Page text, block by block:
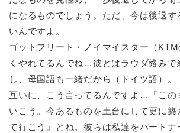
になるものでしょう。ただ、今は後退す
いんですよ。
ゴットフリート・ノイマイスター（
くやれてるんでね…彼とはラウダ絡みで
し、母国語も一緒だから（ドイツ語）。
互いに、こう言ってるんですよ…『この
いこう。今あるものを土台にして更に
て行こう』とね。彼らは私達をパートナ